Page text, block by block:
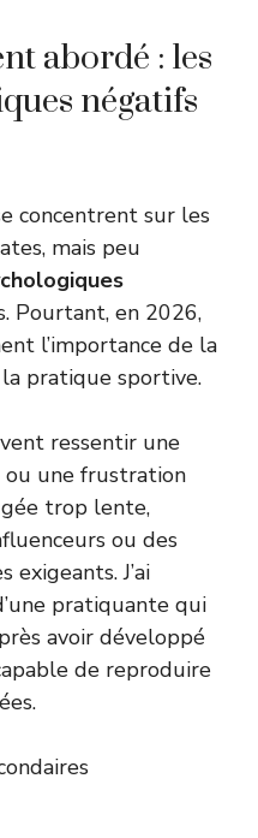
abordé : les
négatifs
concentrent sur les
mais peu
Pourtant, en 2026,
l’importance de la
pratique sportive.
ressentir une
ou une frustration
trop lente,
ou des
J’ai
pratiquante qui
avoir développé
de reproduire